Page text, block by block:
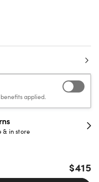
applied.
30 days
$415